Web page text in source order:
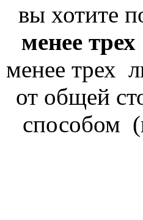
вы хотите
менее
менее трех
от общей
способом